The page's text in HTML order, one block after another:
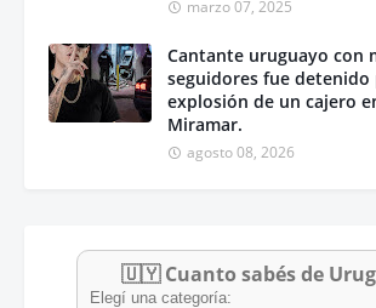
marzo 07, 2025
Cantante uruguayo con
seguidores fue detenido
explosión de un cajero
Miramar.
agosto 08, 2026
🇺🇾 Cuanto sabés de
Elegí una categoría: